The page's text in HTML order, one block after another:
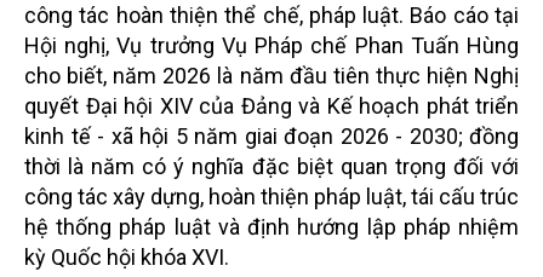
công tác hoàn thiện thể chế, pháp luật. Báo cáo tại
Hội nghị, Vụ trưởng Vụ Pháp chế Phan Tuấn Hùng
cho biết, năm 2026 là năm đầu tiên thực hiện Nghị
quyết Đại hội XIV của Đảng và Kế hoạch phát triển
kinh tế - xã hội 5 năm giai đoạn 2026 - 2030; đồng
thời là năm có ý nghĩa đặc biệt quan trọng đối với
công tác xây dựng, hoàn thiện pháp luật, tái cấu trúc
hệ thống pháp luật và định hướng lập pháp nhiệm
kỳ Quốc hội khóa XVI.